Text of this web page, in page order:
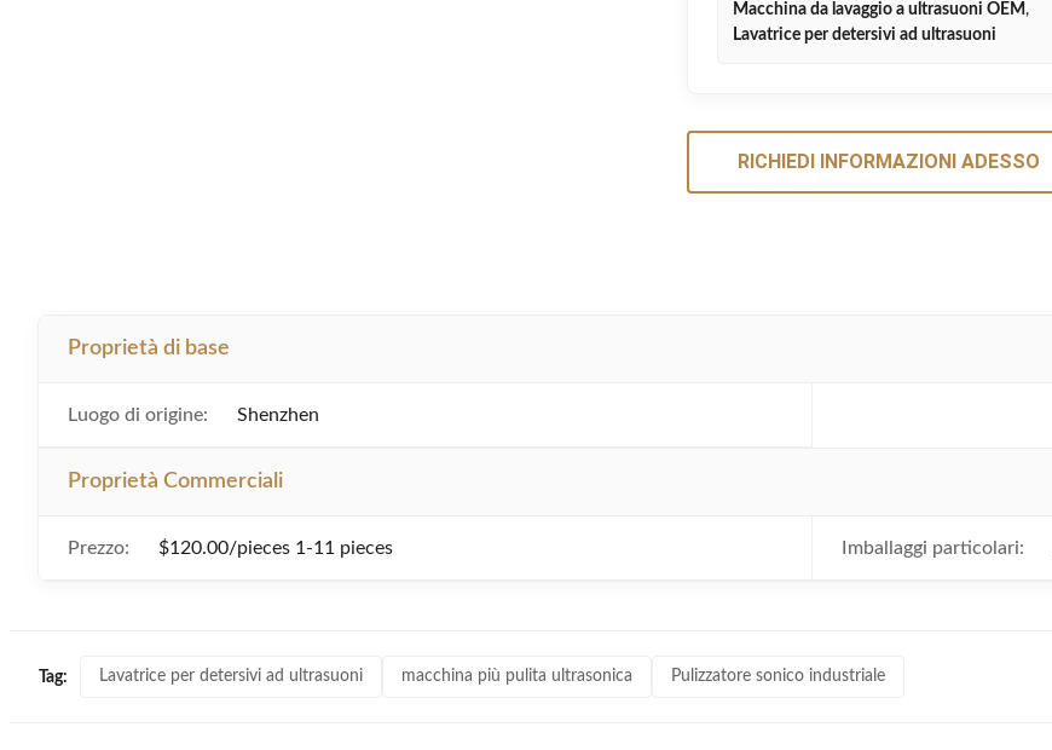
Macchina da lavaggio a ultrasuoni OEM,
Lavatrice per detersivi ad ultrasuoni
RICHIEDI INFORMAZIONI ADESSO
Proprietà di base
Luogo di origine: Shenzhen
Proprietà Commerciali
Prezzo: $120.00/pieces 1-11 pieces Imballaggi particolari:
Tag: Lavatrice per detersivi ad ultrasuoni macchina più pulita ultrasonica Pulizzatore sonico industriale